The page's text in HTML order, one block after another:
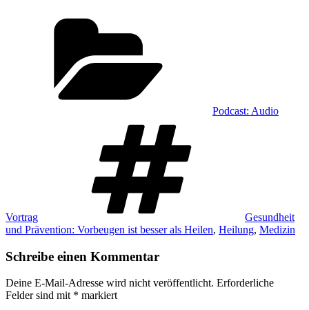
Podcast: Audio
Vortrag
Gesundheit
und Prävention: Vorbeugen ist besser als Heilen, Heilung, Medizin
Schreibe einen Kommentar
Deine E-Mail-Adresse wird nicht veröffentlicht. Erforderliche
Felder sind mit * markiert